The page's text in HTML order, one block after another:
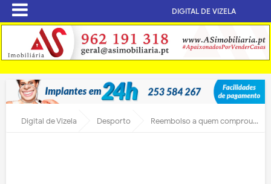
DIGITAL DE VIZELA
Digital de Vizela Desporto Reembolso a quem comprou Cartão do Adepto